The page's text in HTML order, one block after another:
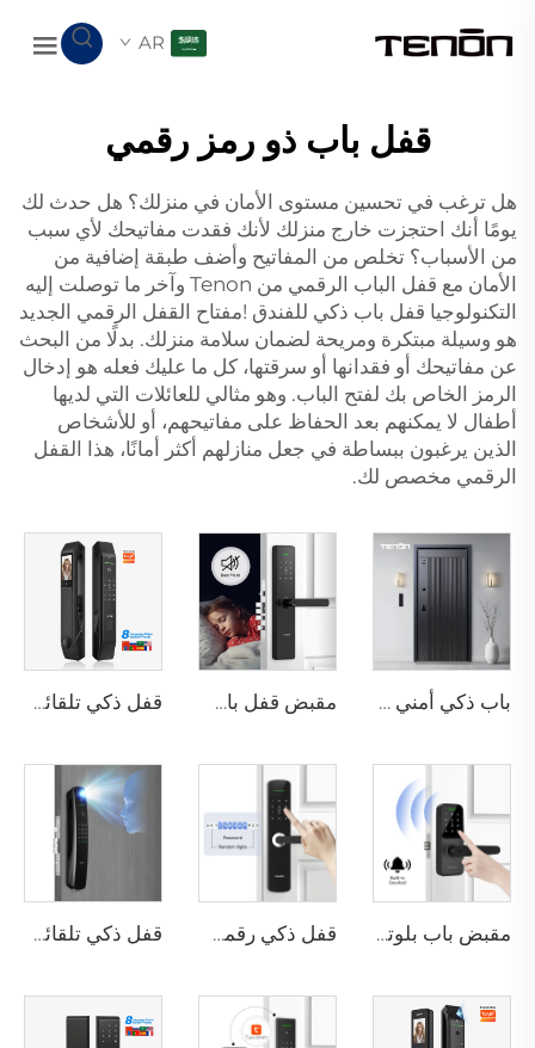
AR
قفل باب ذو رمز رقمي
هل ترغب في تحسين مستوى الأمان في منزلك؟ هل حدث لك
يومًا أنك احتجزت خارج منزلك لأنك فقدت مفاتيحك لأي سبب
من الأسباب؟ تخلص من المفاتيح وأضف طبقة إضافية من
الأمان مع قفل الباب الرقمي من Tenon وآخر ما توصلت إليه
التكنولوجيا قفل باب ذكي للفندق !مفتاح القفل الرقمي الجديد
هو وسيلة مبتكرة ومريحة لضمان سلامة منزلك. بدلًا من البحث
عن مفاتيحك أو فقدانها أو سرقتها، كل ما عليك فعله هو إدخال
الرمز الخاص بك لفتح الباب. وهو مثالي للعائلات التي لديها
أطفال لا يمكنهم بعد الحفاظ على مفاتيحهم، أو للأشخاص
الذين يرغبون ببساطة في جعل منازلهم أكثر أمانًا، هذا القفل
الرقمي مخصص لك.
باب ذكي أمني فاخر من الألومنيوم للاستخدام السكني الرئيسي M8 مقبض قفل باب بصمة الإصبع المنزلي Tuya T15 قفل ذكي تلقائي للباب باستخدام بصمة الوجه D7 Pro
مقبض باب بلوتوث مع كلمة مرور رقمية وبصمة عبر واي فاي Tenon K8 قفل ذكي رقمي بصمة الإصبع مع مقبض ودبوس وكارت Tenon E3 قفل ذكي تلقائي للهوية مع كاميرا وجه وبصمة عبر واي فاي Tuya Tenon A9 Pro